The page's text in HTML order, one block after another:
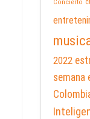
Concierto
2022
semana